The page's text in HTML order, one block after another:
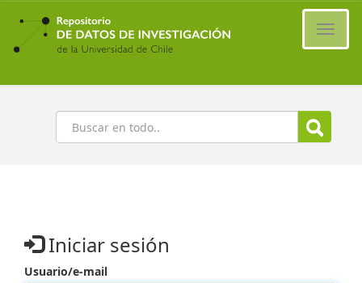
Ir
contenido
principal
Buscar
Iniciar sesión
Usuario/e-mail